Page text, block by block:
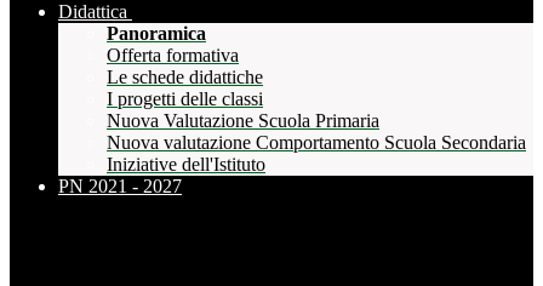
Didattica
Panoramica
Offerta formativa
Le schede didattiche
I progetti delle classi
Nuova Valutazione Scuola Primaria
Nuova valutazione Comportamento Scuola Secondaria
Iniziative dell'Istituto
PN 2021 - 2027